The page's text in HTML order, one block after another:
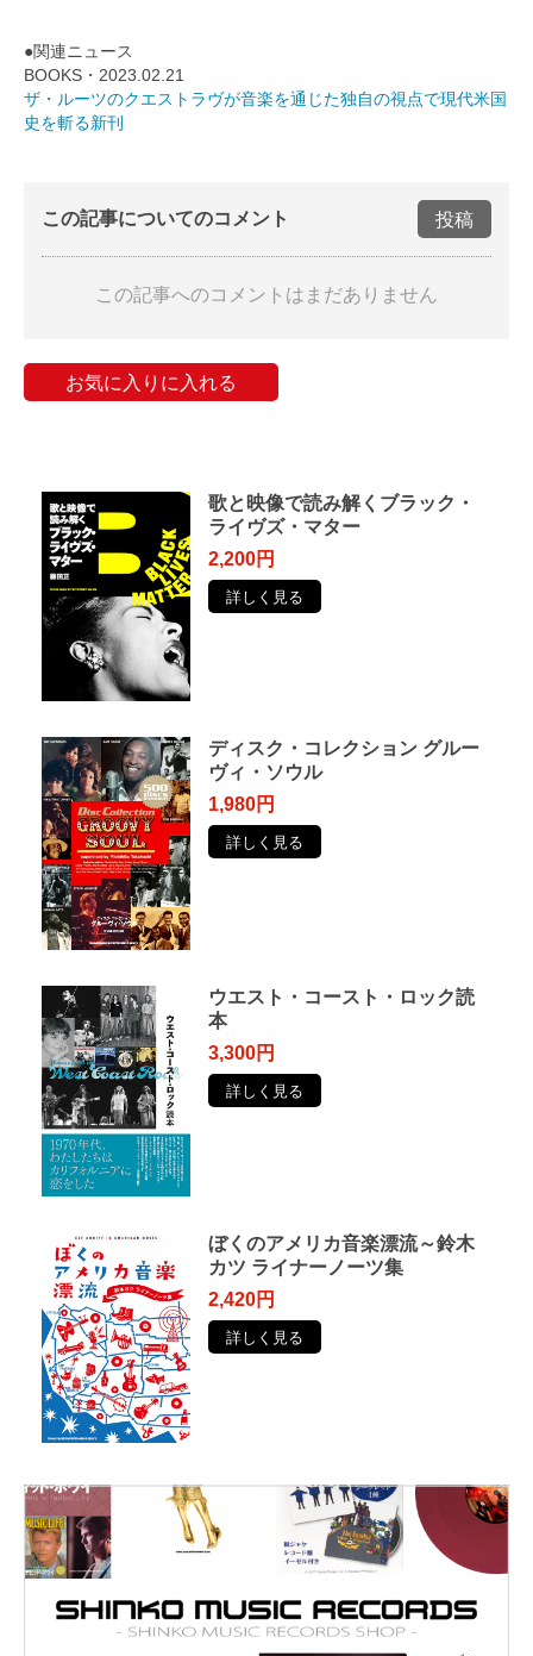
●関連ニュース
BOOKS・2023.02.21
ザ・ルーツのクエストラヴが音楽を通じた独自の視点で現代米国
史を斬る新刊
この記事についてのコメント 投稿
この記事へのコメントはまだありません
お気に入りに入れる
歌と映像で読み解くブラック・
ライヴズ・マター
2,200円
詳しく見る
ディスク・コレクション グルー
ヴィ・ソウル
1,980円
詳しく見る
ウエスト・コースト・ロック読
本
3,300円
詳しく見る
ぼくのアメリカ音楽漂流～鈴木
カツ ライナーノーツ集
2,420円
詳しく見る